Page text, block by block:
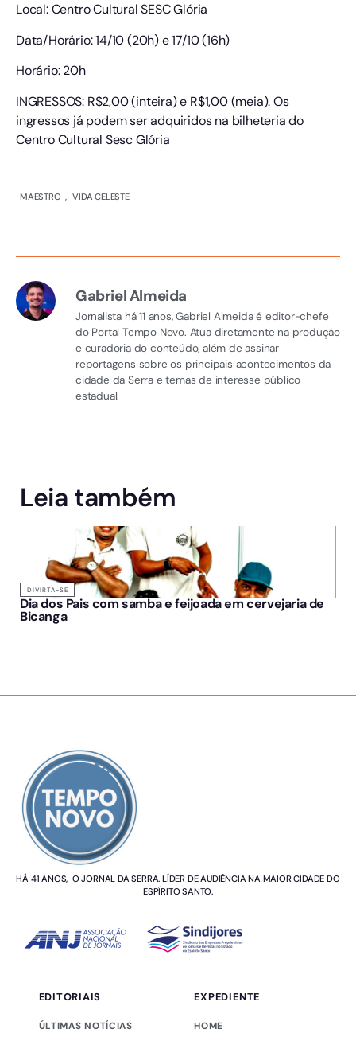
Local: Centro Cultural SESC Glória
Data/Horário: 14/10 (20h) e 17/10 (16h)
Horário: 20h
INGRESSOS: R$2,00 (inteira) e R$1,00 (meia). Os
ingressos já podem ser adquiridos na bilheteria do
Centro Cultural Sesc Glória
MAESTRO , VIDA CELESTE
Gabriel Almeida
Jornalista há 11 anos, Gabriel Almeida é editor-chefe
do Portal Tempo Novo. Atua diretamente na produção
e curadoria do conteúdo, além de assinar
reportagens sobre os principais acontecimentos da
cidade da Serra e temas de interesse público
estadual.
Leia também
DIVIRTA-SE
Dia dos Pais com samba e feijoada em cervejaria de
Bicanga
HÁ 41 ANOS, O JORNAL DA SERRA. LÍDER DE AUDIÊNCIA NA MAIOR CIDADE DO
ESPÍRITO SANTO.
EDITORIAIS
ÚLTIMAS NOTÍCIAS
EXPEDIENTE
HOME